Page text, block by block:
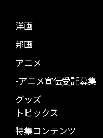
洋画
邦画
アニメ
-アニメ宣伝受託募集
グッズ
トピックス
特集コンテンツ